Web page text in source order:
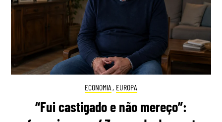
ECONOMIA , EUROPA
“Fui castigado e não mereço”: